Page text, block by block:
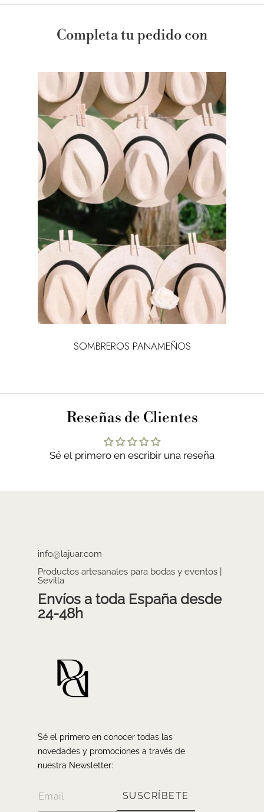
Completa tu pedido con
SOMBREROS PANAMEÑOS
Reseñas de Clientes
Sé el primero en escribir una reseña
info@lajuar.com
Productos artesanales para bodas y eventos |
Sevilla
Envíos a toda España desde
24-48h
Sé el primero en conocer todas las
novedades y promociones a través de
nuestra Newsletter:
SUSCRÍBETE